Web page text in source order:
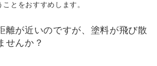
ことをおすすめします。
離が近いのですが、塗料が飛び散
せんか？